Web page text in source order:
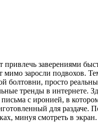
привлечь заверениями
заросли подвохов.
просто
тренды в интернете.
с иронией, в
для
минуя смотреть в экран.